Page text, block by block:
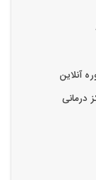
آنلاین
درمانی